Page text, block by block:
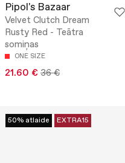
Pipol's Bazaar
Velvet Clutch Dream
Rusty Red - Teātra
somiņas
ONE SIZE
21.60 € 36 €
50% atlaide EXTRA15